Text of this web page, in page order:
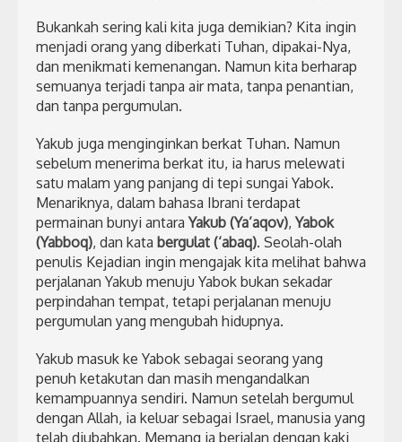
Bukankah sering kali kita juga demikian? Kita ingin
menjadi orang yang diberkati Tuhan, dipakai-Nya,
dan menikmati kemenangan. Namun kita berharap
semuanya terjadi tanpa air mata, tanpa penantian,
dan tanpa pergumulan.
Yakub juga menginginkan berkat Tuhan. Namun
sebelum menerima berkat itu, ia harus melewati
satu malam yang panjang di tepi sungai Yabok.
Menariknya, dalam bahasa Ibrani terdapat
permainan bunyi antaraYakub (Ya’aqov),Yabok
(Yabboq), dan kata bergulat (‘abaq). Seolah-olah
penulis Kejadian ingin mengajak kita melihat bahwa
perjalanan Yakub menuju Yabok bukan sekadar
perpindahan tempat, tetapi perjalanan menuju
pergumulan yang mengubah hidupnya.
Yakub masuk ke Yabok sebagai seorang yang
penuh ketakutan dan masih mengandalkan
kemampuannya sendiri. Namun setelah bergumul
dengan Allah, ia keluar sebagai Israel, manusia yang
telah diubahkan. Memang ia berjalan dengan kaki